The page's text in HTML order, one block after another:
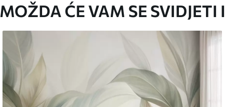
MOŽDA ĆE VAM SE SVIDJETI I